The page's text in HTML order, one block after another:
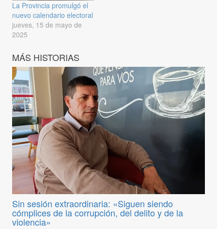
La Provincia promulgó el
nuevo calendario electoral
jueves, 15 de mayo de
2025
MÁS HISTORIAS
Sin sesión extraordinaria: «Siguen siendo
cómplices de la corrupción, del delito y de la
violencia»